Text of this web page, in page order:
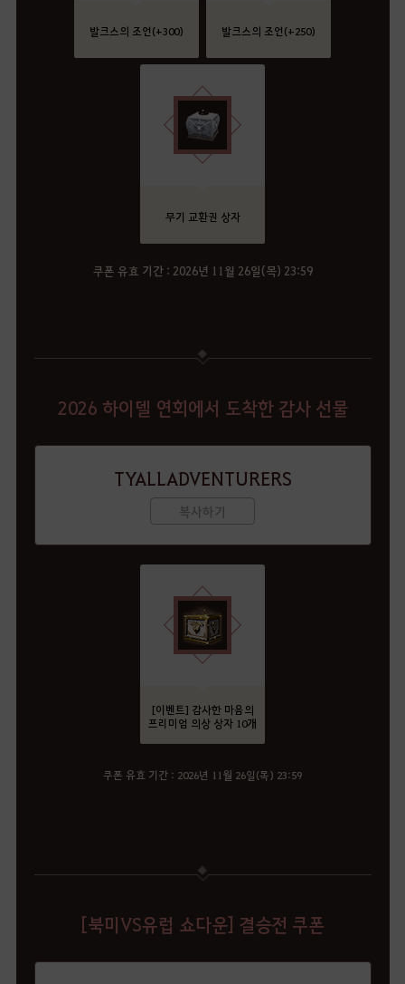
발크스의 조언(+300) 발크스의 조언(+250)
무기 교환권 상자
쿠폰 유효 기간 : 2026년 11월 26일(목) 23:59
2026 하이델 연회에서 도착한 감사 선물
TYALLADVENTURERS
복사하기
[이벤트] 감사한 마음의
프리미엄 의상 상자 10개
쿠폰 유효 기간 : 2026년 11월 26일(목) 23:59
[북미VS유럽 쇼다운] 결승전 쿠폰